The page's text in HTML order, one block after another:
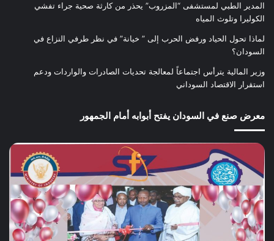
المدير الطبي لمستشفى “المزروب” يحذر من كارثة صحية جراء تفشي
الكوليرا وتلوث المياه
لماذا تحول الحياد ورفض الحرب إلى ” خيانة” في نظر طرفي النزاع في
السودان؟
وزير المالية يترأس اجتماعاً لمعالجة تحديات الصادرات والواردات ودعم
استقرار الاقتصاد السوداني
معرض صنع في السودان يفتح أبوابه أمام الجمهور